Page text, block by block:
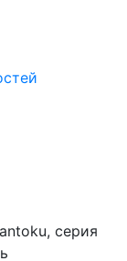
серия